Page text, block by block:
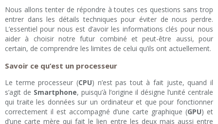
Nous allons tenter de répondre à toutes ces questions sans trop
entrer dans les détails techniques pour éviter de nous perdre.
L’essentiel pour nous est d’avoir les informations clés pour nous
aider à choisir notre futur combiné et peut-être aussi, pour
certain, de comprendre les limites de celui qu’ils ont actuellement.
Savoir ce qu’est un processeur
Le terme processeur (CPU) n’est pas tout à fait juste, quand il
s’agit de Smartphone, puisqu’à l’origine il désigne l’unité centrale
qui traite les données sur un ordinateur et que pour fonctionner
correctement il est accompagné d’une carte graphique (GPU) et
d’une carte mère qui fait le lien entre les deux mais aussi entre